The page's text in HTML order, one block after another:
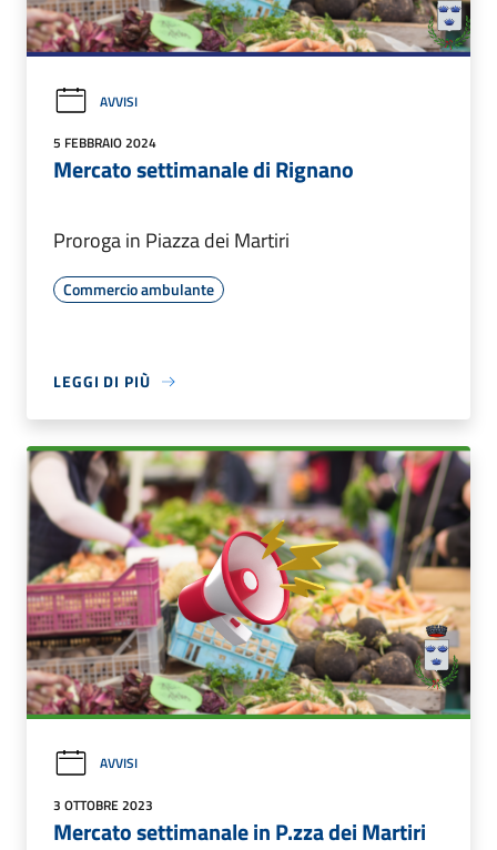
AVVISI
5 FEBBRAIO 2024
Mercato settimanale di Rignano
Proroga in Piazza dei Martiri
Commercio ambulante
LEGGI DI PIÙ
AVVISI
3 OTTOBRE 2023
Mercato settimanale in P.zza dei Martiri